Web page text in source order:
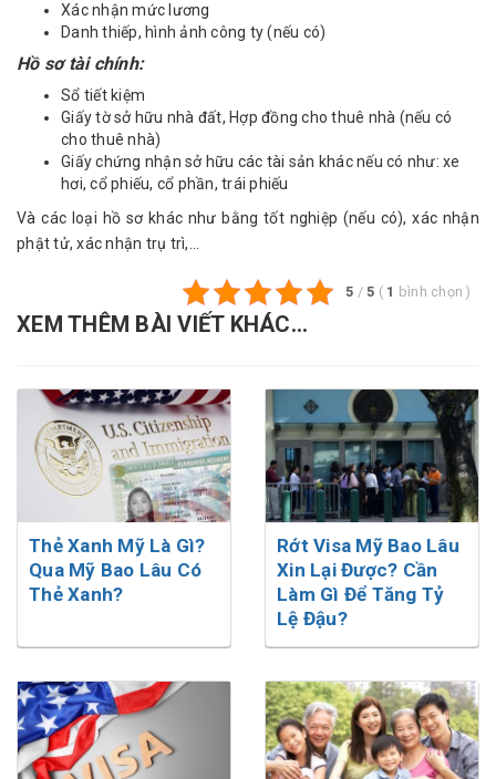
Xác nhận mức lương
Danh thiếp, hình ảnh công ty (nếu có)
Hồ sơ tài chính:
Sổ tiết kiệm
Giấy tờ sở hữu nhà đất, Hợp đồng cho thuê nhà (nếu có
cho thuê nhà)
Giấy chứng nhận sở hữu các tài sản khác nếu có như: xe
hơi, cổ phiếu, cổ phần, trái phiếu
Và các loại hồ sơ khác như bằng tốt nghiệp (nếu có), xác nhận
phật tử, xác nhận trụ trì,…
5 / 5 ( 1 bình chọn)
XEM THÊM BÀI VIẾT KHÁC...
Thẻ Xanh Mỹ Là Gì?
Qua Mỹ Bao Lâu Có
Thẻ Xanh?
Rớt Visa Mỹ Bao Lâu
Xin Lại Được? Cần
Làm Gì Để Tăng Tỷ
Lệ Đậu?